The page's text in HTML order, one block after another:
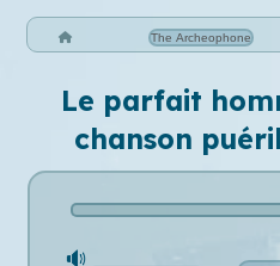
The Archeophone
Le parfait
chanson